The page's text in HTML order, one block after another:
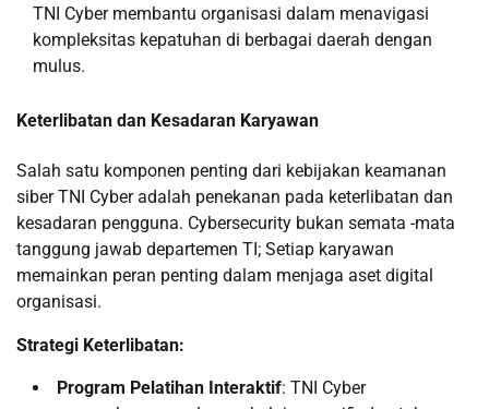
TNI Cyber ​​membantu organisasi dalam menavigasi
kompleksitas kepatuhan di berbagai daerah dengan
mulus.
Keterlibatan dan Kesadaran Karyawan
Salah satu komponen penting dari kebijakan keamanan
siber TNI Cyber ​​adalah penekanan pada keterlibatan dan
kesadaran pengguna. Cybersecurity bukan semata -mata
tanggung jawab departemen TI; Setiap karyawan
memainkan peran penting dalam menjaga aset digital
organisasi.
Strategi Keterlibatan:
Program Pelatihan Interaktif: TNI Cyber ​​